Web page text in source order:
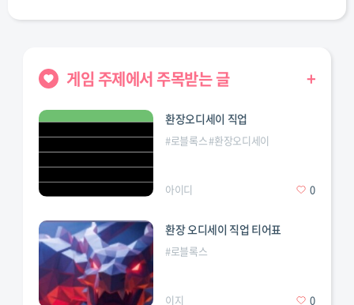
직업#티어표
게임 주제에서 주목받는 글 +
환장오디세이 직업
#로블록스#환장오디세이
아이디 0
환장 오디세이 직업 티어표
#로블록스
이지 0